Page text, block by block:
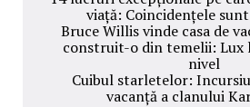
viață: Coincidențele
Bruce Willis vinde casa de
construit-o din temelii: Lux
nivel
Cuibul starletelor:
vacanță a clanului